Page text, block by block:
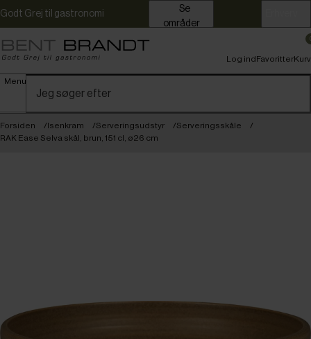
Godt Grej til gastronomi
områder
Menu
Log indFavoritterKurv
Forsiden Isenkram Serveringsudstyr
Serveringsskåle
RAK Ease Selva skål, brun, 151 cl, ø26 cm